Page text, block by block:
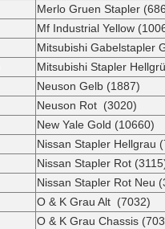
Merlo Gruen Stapler
Mf Industrial Yellow
Mitsubishi Gabelstapler
Mitsubishi Stapler
Neuson Gelb (1887)
Neuson Rot (3020)
New Yale Gold (10660)
Nissan Stapler Hellgrau
Nissan Stapler Rot
Nissan Stapler Rot Neu
O & K Grau Alt (7032)
O & K Grau Chassis